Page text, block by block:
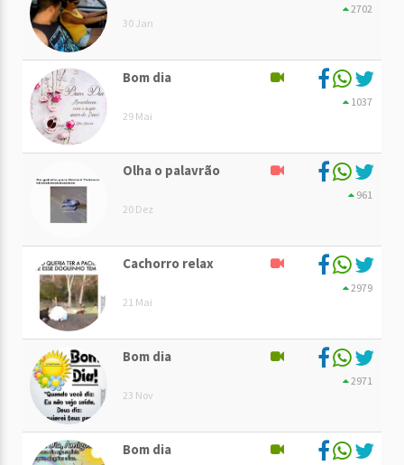
30 Jan
2702
Bom dia
29 Mai
1037
Olha o palavrão
20 Dez
961
Cachorro relax
21 Mai
2979
Bom dia
23 Nov
2971
Bom dia